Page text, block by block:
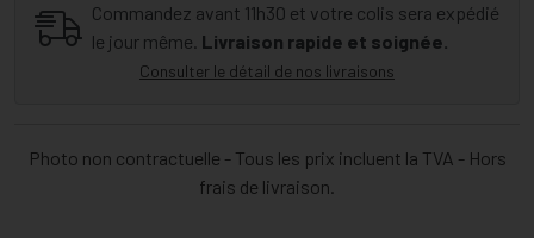
Commandez avant 11h30 et votre colis sera expédié
le jour même. Livraison rapide et soignée.
Consulter le détail de nos livraisons
Photo non contractuelle - Tous les prix incluent la TVA - Hors
frais de livraison.